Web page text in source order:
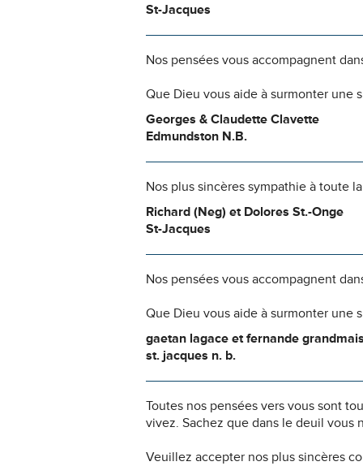
St-Jacques
Nos pensées vous accompagnent
Que Dieu vous aide à surmonter une
Georges & Claudette Clavette
Edmundston N.B.
Nos plus sincères sympathie à toute
Richard (Neg) et Dolores St.-Onge
St-Jacques
Nos pensées vous accompagnent
Que Dieu vous aide à surmonter une
gaetan lagace et fernande
st. jacques n. b.
Toutes nos pensées vers vous sont
vivez. Sachez que dans le deuil vous
Veuillez accepter nos plus sincères